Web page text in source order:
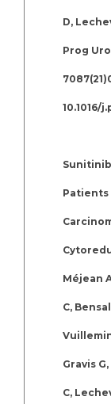
D,
Prog
10.1016/
Patients
Méjean
C,
Gravis
C,